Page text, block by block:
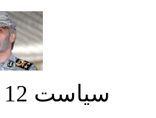
سیاست 12 تیر 1405